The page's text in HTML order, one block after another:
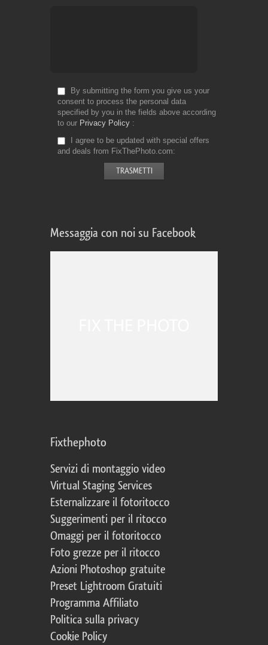
By submitting the form you give us your
consent to process the personal data
specified by you in the fields above according
to our Privacy Policy
I agree to be updated with special offers
and deals from FixThePhoto.com
Messaggia con noi su Facebook
Fixthephoto
Servizi di montaggio video
Virtual Staging Services
Esternalizzare il fotoritocco
Suggerimenti per il ritocco
Omaggi per il fotoritocco
Foto grezze per il ritocco
Azioni Photoshop gratuite
Preset Lightroom Gratuiti
Programma Affiliato
Politica sulla privacy
Cookie Policy